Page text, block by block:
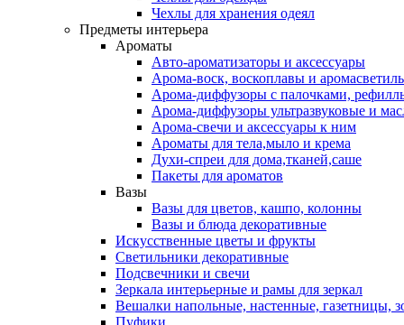
Чехлы для хранения одеял
Предметы интерьера
Ароматы
Авто-ароматизаторы и аксессуары
Арома-воск, воскоплавы и
Арома-диффузоры с палочками,
Арома-диффузоры ультразвуковые и
Арома-свечи и аксессуары к ним
Ароматы для тела,мыло и крема
Духи-спреи для дома,тканей,саше
Пакеты для ароматов
Вазы
Вазы для цветов, кашпо, колонны
Вазы и блюда декоративные
Искусственные цветы и фрукты
Светильники декоративные
Подсвечники и свечи
Зеркала интерьерные и рамы для зеркал
Вешалки напольные, настенные, газетницы,
Пуфики